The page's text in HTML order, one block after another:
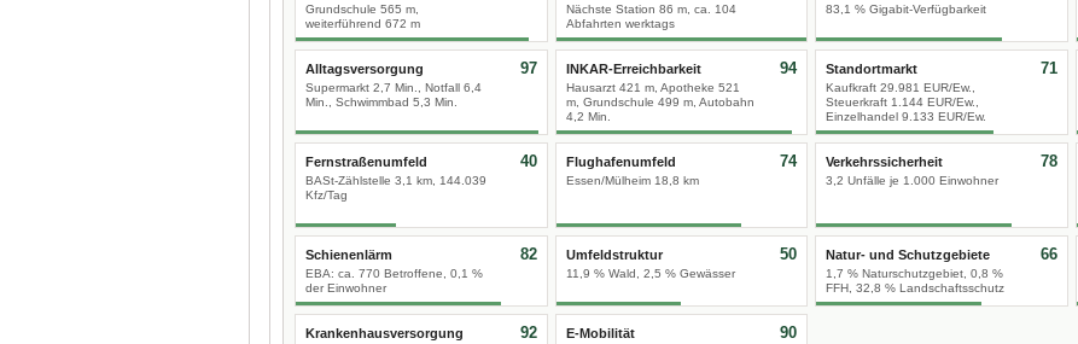
Grundschule 565 m,
weiterführend 672 m
Nächste Station 86 m, ca. 104
Abfahrten werktags
83,1 % Gigabit-Verfügbarkeit
Alltagsversorgung
Supermarkt 2,7 Min., Notfall 6,4
Min., Schwimmbad 5,3 Min.
97 INKAR-Erreichbarkeit
Hausarzt 421 m, Apotheke 521
m, Grundschule 499 m, Autobahn
4,2 Min.
94 Standortmarkt
Kaufkraft 29.981 EUR/Ew.,
Steuerkraft 1.144 EUR/Ew.,
Einzelhandel 9.133 EUR/Ew.
71
Fernstraßenumfeld
BASt-Zählstelle 3,1 km, 144.039
Kfz/Tag
40 Flughafenumfeld
Essen/Mülheim 18,8 km
74 Verkehrssicherheit
3,2 Unfälle je 1.000 Einwohner
78
Schienenlärm
EBA: ca. 770 Betroffene, 0,1 %
der Einwohner
82 Umfeldstruktur
11,9 % Wald, 2,5 % Gewässer
50 Natur- und Schutzgebiete
1,7 % Naturschutzgebiet, 0,8 %
FFH, 32,8 % Landschaftsschutz
66
Krankenhausversorgung 92 E-Mobilität 90